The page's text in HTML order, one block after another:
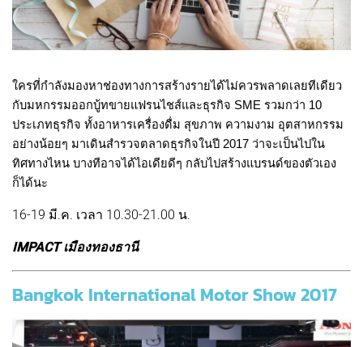
ใครที่กำลังมองหาช่องทางการสร้างรายได้ไม่ควรพลาดเลยทีเดียว
กับมหกรรมออกบู้ทขายแฟรนไชส์และธุรกิจ SME รวมกว่า 10
ประเภทธุรกิจ ทั้งอาหารเครื่องดื่ม สุขภาพ ความงาม อุตสาหกรรม
อย่างน้อยๆ มาเดินสำรวจตลาดธุรกิจในปี 2017 ว่าจะเป็นไปใน
ทิศทางไหน บางทีอาจได้ไอเดียดีๆ กลับไปสร้างแบรนด์ของตัวเอง
ก็ได้นะ
16-19 มี.ค. เวลา 10.30-21.00 น.
IMPACT เมืองทองธานี
Bangkok International Motor Show 2017